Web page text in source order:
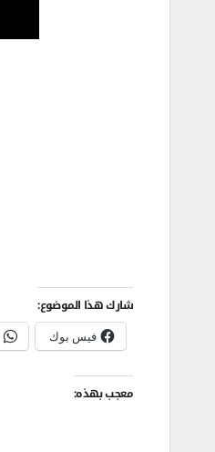
شارك هذا الموضوع:
فيس بوك
معجب بهذه: